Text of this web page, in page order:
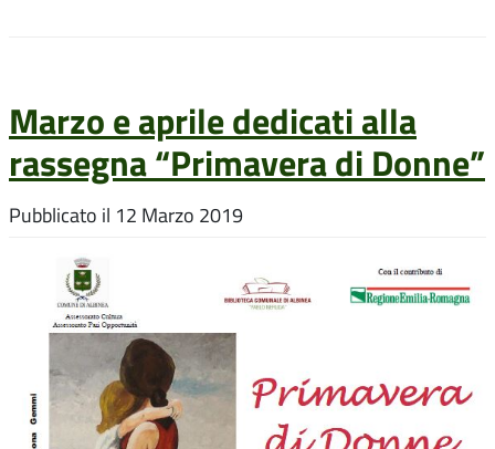
Marzo e aprile dedicati alla
rassegna “Primavera di Donne”
Pubblicato il 12 Marzo 2019